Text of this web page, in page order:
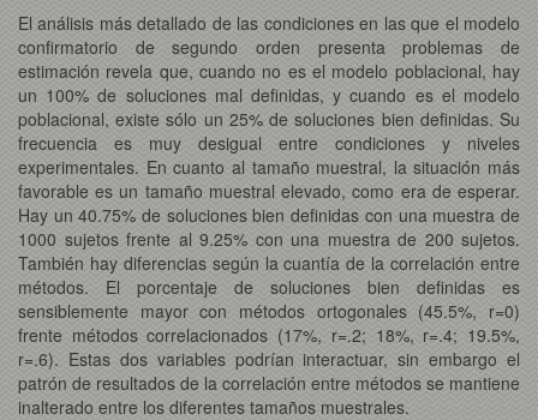
El análisis más detallado de las condiciones en las que el modelo
confirmatorio de segundo orden presenta problemas de
estimación revela que, cuando no es el modelo poblacional, hay
un 100% de soluciones mal definidas, y cuando es el modelo
poblacional, existe sólo un 25% de soluciones bien definidas. Su
frecuencia es muy desigual entre condiciones y niveles
experimentales. En cuanto al tamaño muestral, la situación más
favorable es un tamaño muestral elevado, como era de esperar.
Hay un 40.75% de soluciones bien definidas con una muestra de
1000 sujetos frente al 9.25% con una muestra de 200 sujetos.
También hay diferencias según la cuantía de la correlación entre
métodos. El porcentaje de soluciones bien definidas es
sensiblemente mayor con métodos ortogonales (45.5%, r=0)
frente métodos correlacionados (17%, r=.2; 18%, r=.4; 19.5%,
r=.6). Estas dos variables podrían interactuar, sin embargo el
patrón de resultados de la correlación entre métodos se mantiene
inalterado entre los diferentes tamaños muestrales.